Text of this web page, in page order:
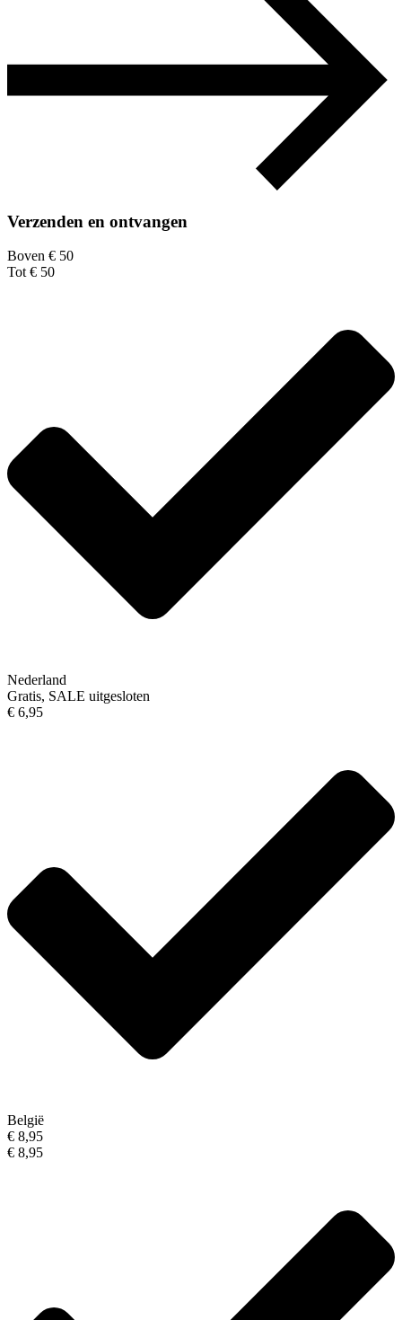
Verzenden en ontvangen
Boven € 50
Tot € 50
Nederland
Gratis, SALE uitgesloten
€ 6,95
België
€ 8,95
€ 8,95